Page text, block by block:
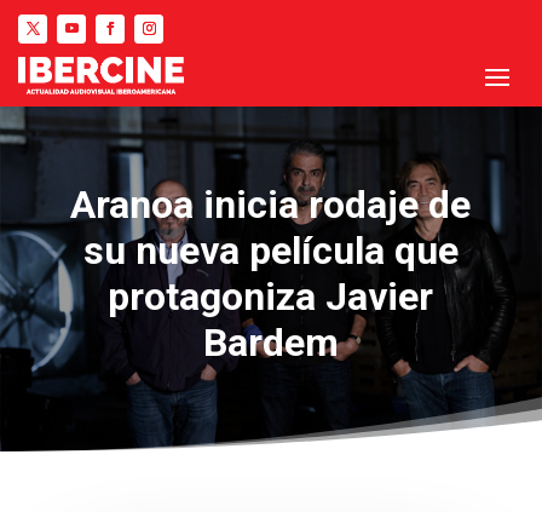
Aranoa inicia rodaje de
su nueva película que
protagoniza Javier
Bardem